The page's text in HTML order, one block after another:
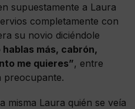
supuestamente a Laura
completamente con
su novio diciéndole
hablas más, cabrón,
me quieres”, entre
preocupante.
misma Laura quién se veía